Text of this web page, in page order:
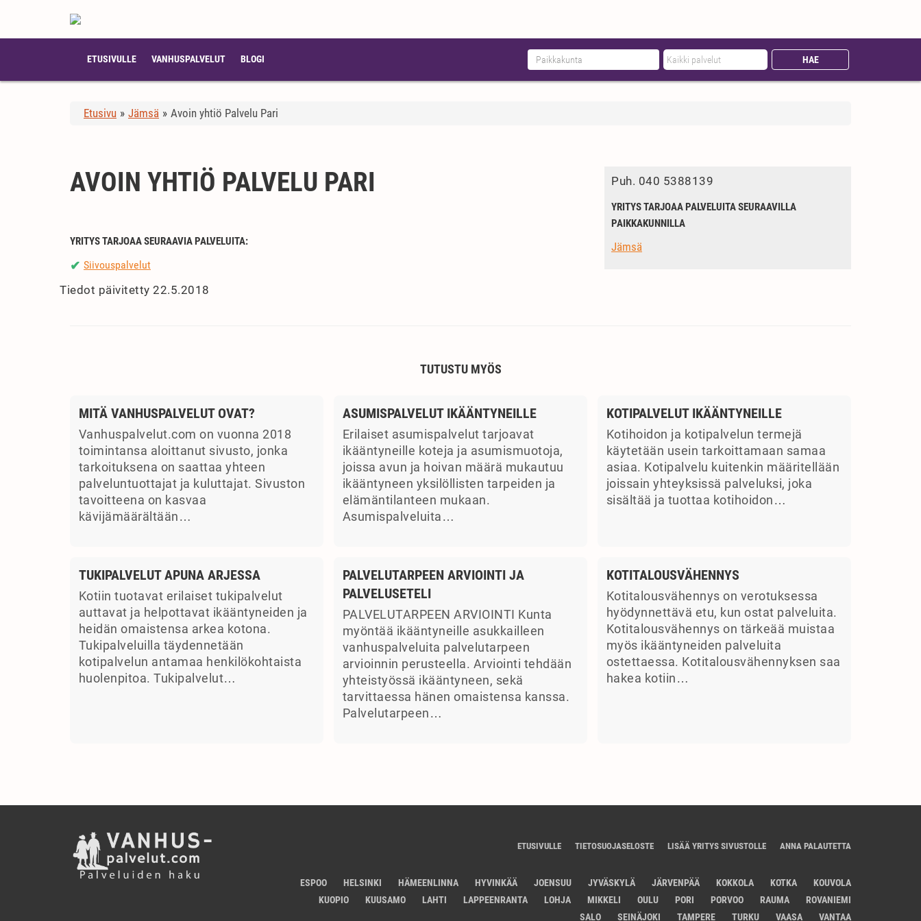
ETUSIVULLE VANHUSPALVELUT BLOGI
Etusivu » Jämsä » Avoin yhtiö Palvelu Pari
AVOIN YHTIÖ PALVELU PARI
YRITYS TARJOAA SEURAAVIA PALVELUITA:
✔ Siivouspalvelut
Tiedot päivitetty 22.5.2018
Puh. 040 5388139
YRITYS TARJOAA PALVELUITA SEURAAVILLA
PAIKKAKUNNILLA
Jämsä
TUTUSTU MYÖS
MITÄ VANHUSPALVELUT OVAT?
Vanhuspalvelut.com on vuonna 2018
toimintansa aloittanut sivusto, jonka
tarkoituksena on saattaa yhteen
palveluntuottajat ja kuluttajat. Sivuston
tavoitteena on kasvaa
kävijämäärältään…
ASUMISPALVELUT IKÄÄNTYNEILLE
Erilaiset asumispalvelut tarjoavat
ikääntyneille koteja ja asumismuotoja,
joissa avun ja hoivan määrä mukautuu
ikääntyneen yksilöllisten tarpeiden ja
elämäntilanteen mukaan.
Asumispalveluita…
KOTIPALVELUT IKÄÄNTYNEILLE
Kotihoidon ja kotipalvelun termejä
käytetään usein tarkoittamaan samaa
asiaa. Kotipalvelu kuitenkin määritellään
joissain yhteyksissä palveluksi, joka
sisältää ja tuottaa kotihoidon…
TUKIPALVELUT APUNA ARJESSA
Kotiin tuotavat erilaiset tukipalvelut
auttavat ja helpottavat ikääntyneiden ja
heidän omaistensa arkea kotona.
Tukipalveluilla täydennetään
kotipalvelun antamaa henkilökohtaista
huolenpitoa. Tukipalvelut…
PALVELUTARPEEN ARVIOINTI JA
PALVELUSETELI
PALVELUTARPEEN ARVIOINTI Kunta
myöntää ikääntyneille asukkailleen
vanhuspalveluita palvelutarpeen
arvioinnin perusteella. Arviointi tehdään
yhteistyössä ikääntyneen, sekä
tarvittaessa hänen omaistensa kanssa.
Palvelutarpeen…
KOTITALOUSVÄHENNYS
Kotitalousvähennys on verotuksessa
hyödynnettävä etu, kun ostat palveluita.
Kotitalousvähennys on tärkeää muistaa
myös ikääntyneiden palveluita
ostettaessa. Kotitalousvähennyksen saa
hakea kotiin…
ETUSIVULLE TIETOSUOJASELOSTE LISÄÄ YRITYS SIVUSTOLLE ANNA PALAUTETTA
ESPOO HELSINKI HÄMEENLINNA HYVINKÄÄ JOENSUU JYVÄSKYLÄ JÄRVENPÄÄ KOKKOLA KOTKA
KOUVOLA
KUOPIO
KUUSAMO LAHTI LAPPEENRANTA LOHJA MIKKELI OULU PORI PORVOO RAUMA
ROVANIEMI
SALO
SEINÄJOKI TAMPERE TURKU VAASA VANTAA